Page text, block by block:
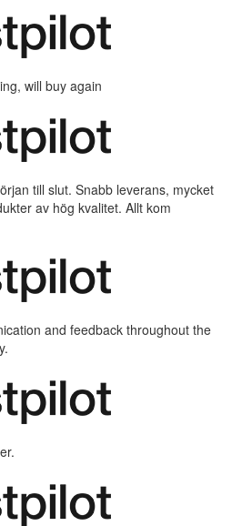
will buy again
till slut. Snabb leverans, mycket
av hög kvalitet. Allt kom
and feedback throughout the